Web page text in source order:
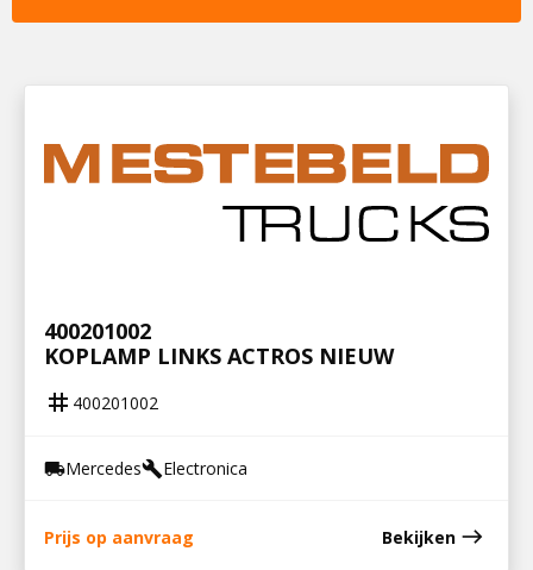
400201002
KOPLAMP LINKS ACTROS NIEUW
tag 400201002
local_shippingMercedesbuildElectronica
Prijs op aanvraag Bekijken east